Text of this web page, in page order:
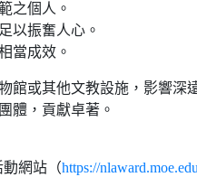
之個人。
以振奮人心。
當成效。
館或其他文教設施，影響深
體，貢獻卓著。
網站（https://